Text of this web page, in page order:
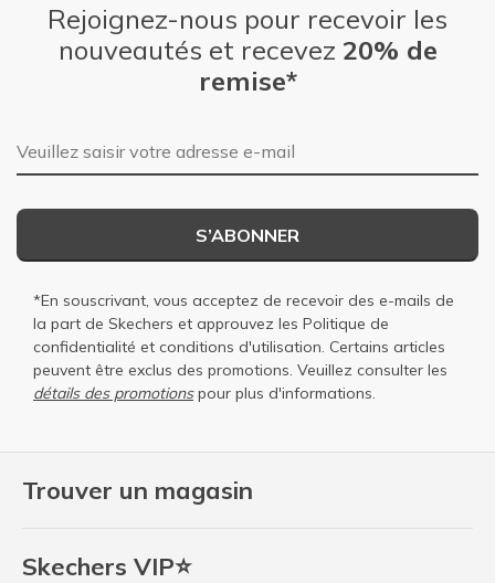
Trouver un magasin
Skechers VIP⭐
Rejoignez-nous pour recevoir les
nouveautés et recevez 20% de
remise*
Adresse e-mail
S’ABONNER
*En souscrivant, vous acceptez de recevoir des e-mails de
la part de Skechers et approuvez les Politique de
confidentialité et conditions d'utilisation. Certains articles
peuvent être exclus des promotions. Veuillez consulter les
détails des promotionspour plus d'informations.